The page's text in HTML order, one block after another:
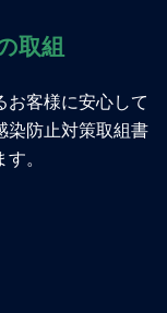
取組
お客様に安心して
染防止対策取組書
。